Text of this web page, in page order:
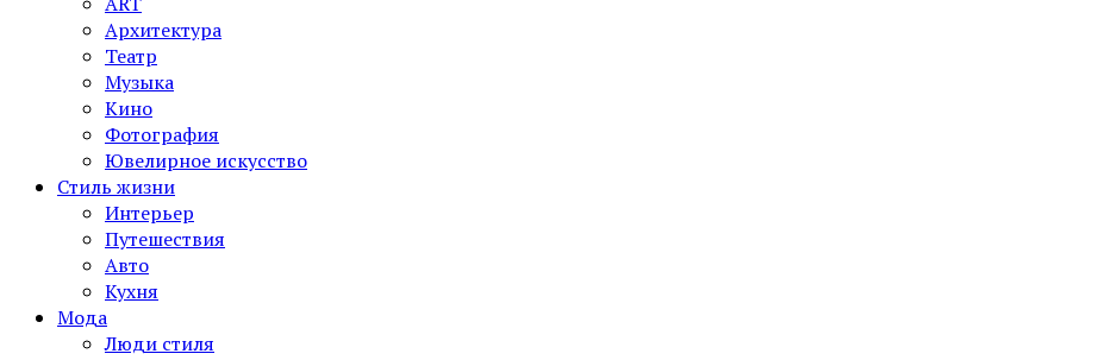
Архитектура
Театр
Музыка
Кино
Фотография
Ювелирное искусство
Стиль жизни
Интерьер
Путешествия
Авто
Кухня
Мода
Люди стиля